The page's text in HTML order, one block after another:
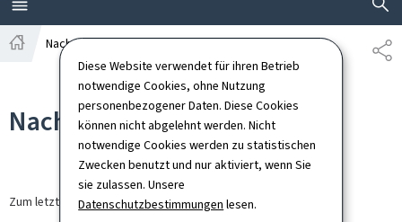
Diese Website verwendet für ihren Betrieb
notwendige Cookies, ohne Nutzung
personenbezogener Daten. Diese Cookies
können nicht abgelehnt werden. Nicht
notwendige Cookies werden zu statistischen
Zwecken benutzt und nur aktiviert, wenn Sie
sie zulassen. Unsere
Datenschutzbestimmungen lesen.
MENÜ
HAUPT-
Startseite
Nachrichten
Nachrichten
Zum letzten Mal aktualisiert am30.03.2026